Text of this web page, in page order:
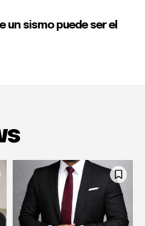
un sismo puede ser el